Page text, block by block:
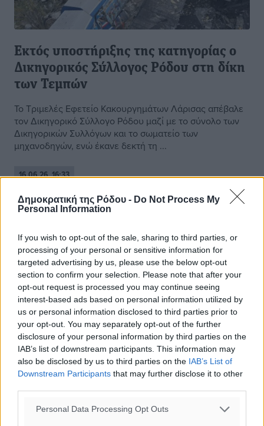
Δημοκρατική της Ρόδου - Do Not Process My
Personal Information
If you wish to opt-out of the sale, sharing to third parties, or
processing of your personal or sensitive information for
targeted advertising by us, please use the below opt-out
section to confirm your selection. Please note that after your
opt-out request is processed you may continue seeing
interest-based ads based on personal information utilized by
us or personal information disclosed to third parties prior to
your opt-out. You may separately opt-out of the further
disclosure of your personal information by third parties on the
IAB’s list of downstream participants. This information may
also be disclosed by us to third parties on the IAB’s List of
Downstream Participants that may further disclose it to other
Personal Data Processing Opt Outs
Εκτός υποστήριξης της κατηγορίας ο
Δικηγορικός Σύλλογος Ρόδου στη δίκη
των Τεμπών
Το Τριμελές Εφετείο Κακουργημάτων Λάρισας απέβαλε
τον Δικηγορικό Σύλλογο Ρόδου μαζί με το σύνολο των
Δικηγορικών Συλλόγων και το σωματείο των
μηχανοδηγών, ενώ έκανε δεκτή τη ...
16.06.26, 16:33
Διαγόρας Βατίου: Ο συγκινητικός